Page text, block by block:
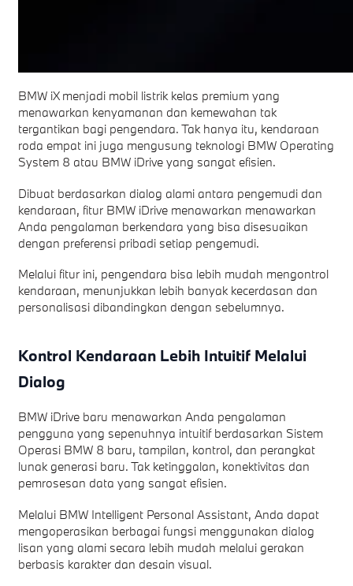
BMW iX menjadi mobil listrik kelas premium yang
menawarkan kenyamanan dan kemewahan tak
tergantikan bagi pengendara. Tak hanya itu, kendaraan
roda empat ini juga mengusung teknologi BMW Operating
System 8 atau BMW iDrive yang sangat efisien.
Dibuat berdasarkan dialog alami antara pengemudi dan
kendaraan, fitur BMW iDrive menawarkan menawarkan
Anda pengalaman berkendara yang bisa disesuaikan
dengan preferensi pribadi setiap pengemudi.
Melalui fitur ini, pengendara bisa lebih mudah mengontrol
kendaraan, menunjukkan lebih banyak kecerdasan dan
personalisasi dibandingkan dengan sebelumnya.
Kontrol Kendaraan Lebih Intuitif Melalui
Dialog
BMW iDrive baru menawarkan Anda pengalaman
pengguna yang sepenuhnya intuitif berdasarkan Sistem
Operasi BMW 8 baru, tampilan, kontrol, dan perangkat
lunak generasi baru. Tak ketinggalan, konektivitas dan
pemrosesan data yang sangat efisien.
Melalui BMW Intelligent Personal Assistant, Anda dapat
mengoperasikan berbagai fungsi menggunakan dialog
lisan yang alami secara lebih mudah melalui gerakan
berbasis karakter dan desain visual.